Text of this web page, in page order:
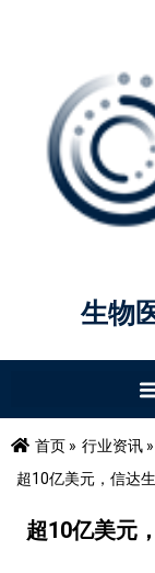
生物
首页 » 行业资讯 »
超10亿美元，信达
超10亿美元